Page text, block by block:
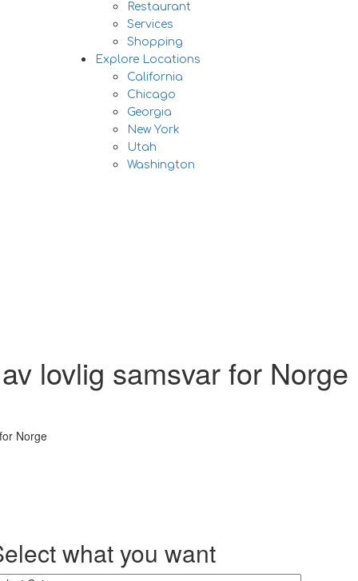
Restaurant
Services
Shopping
Explore Locations
California
Chicago
Georgia
New York
Utah
Washington
lovlig samsvar for Norge
Norge
what you want